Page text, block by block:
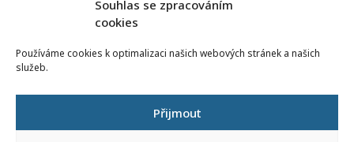
Souhlas se zpracováním
cookies
Používáme cookies k optimalizaci našich webových stránek a našich
služeb.
Přijmout
GDPR
Národní pedagogický institut ČR
Senovážné náměstí 25
110 00 Praha 1